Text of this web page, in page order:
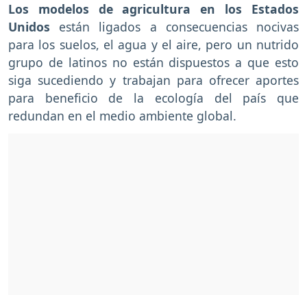
Los modelos de agricultura en los Estados
Unidos están ligados a consecuencias nocivas
para los suelos, el agua y el aire, pero un nutrido
grupo de latinos no están dispuestos a que esto
siga sucediendo y trabajan para ofrecer aportes
para beneficio de la ecología del país que
redundan en el medio ambiente global.